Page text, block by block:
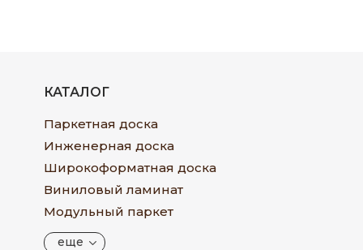
КАТАЛОГ
Паркетная доска
Инженерная доска
Широкоформатная доска
Виниловый ламинат
Модульный паркет
еще